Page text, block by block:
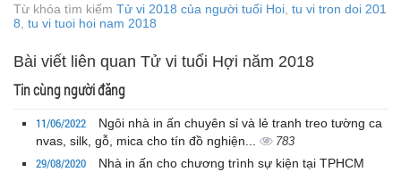
Từ khóa tìm kiếm Tử vi 2018 của người tuổi Hoi tu vi tron doi 201
8 tu vi tuoi hoi nam 2018
Bài viết liên quan Tử vi tuổi Hợi năm 2018
Tin cùng người đăng
11/06/2022
Ngôi nhà in ấn chuyên sỉ và lẻ tranh treo tường ca
nvas, silk, gỗ, mica cho tín đồ nghiện...
783
29/08/2020 Nhà in ấn cho chương trình sự kiện tại TPHCM